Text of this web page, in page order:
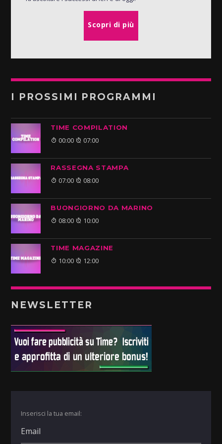
Scopri di più
I PROSSIMI PROGRAMMI
TIME COMPILATION
00:00 07:00
RASSEGNA STAMPA
07:00 08:00
BUONGIORNO DA MARINO
08:00 10:00
TIME MAGAZINE
10:00 12:00
NEWSLETTER
Inserisci la tua email: